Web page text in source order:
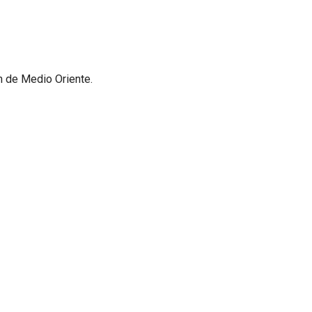
de Medio Oriente.